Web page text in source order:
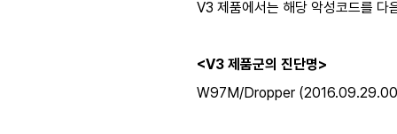
V3 제품에서는 해당 악성코드를 다
<V3 제품군의 진단명>
W97M/Dropper